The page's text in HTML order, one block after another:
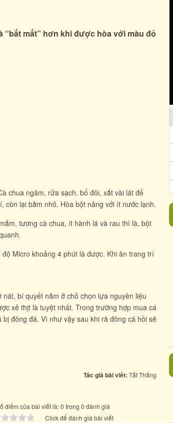
“bắt mắt” hơn khi được hòa với màu đỏ
chua ngâm, rửa sạch, bổ đôi, xắt vài lát để
còn lại bằm nhỏ. Hòa bột năng với ít nước lạnh.
tương cà chua, ít hành lá và rau thì là, bột
Micro khoảng 4 phút là được. Khi ăn trang trí
bí quyết nằm ở chỗ chọn lựa nguyên liệu
xẻ thịt là tuyệt nhất. Trong trường hợp mua cá
đông đá. Vì như vậy sau khi rã đông cá hồi sẽ
Tác giả bài viết: Tất Thắng
điểm của bài viết là: 0 trong 0 đánh giá
Click để đánh giá bài viết